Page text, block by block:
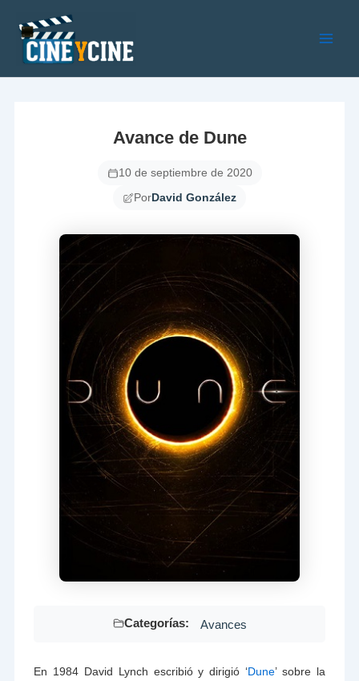
contenido
Avance de Dune
10 de septiembre de 2020
PorDavid González
Categorías: Avances
En 1984 David Lynch escribió y dirigió ‘Dune’ sobre la